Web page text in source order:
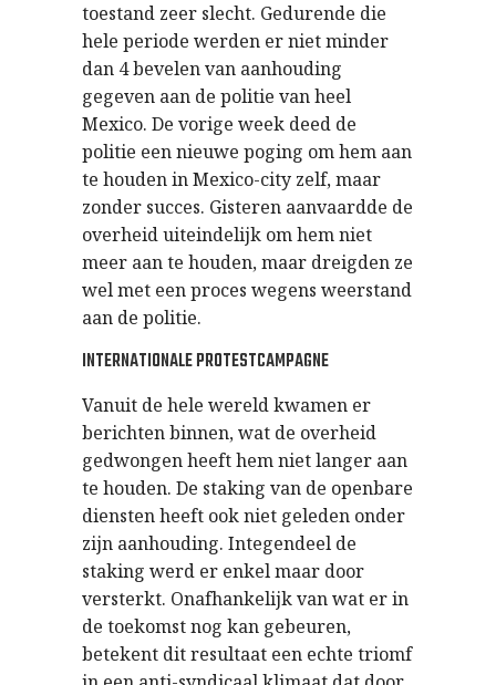
toestand zeer slecht. Gedurende die
hele periode werden er niet minder
dan 4 bevelen van aanhouding
gegeven aan de politie van heel
Mexico. De vorige week deed de
politie een nieuwe poging om hem aan
te houden in Mexico-city zelf, maar
zonder succes. Gisteren aanvaardde de
overheid uiteindelijk om hem niet
meer aan te houden, maar dreigden ze
wel met een proces wegens weerstand
aan de politie.
INTERNATIONALE PROTESTCAMPAGNE
Vanuit de hele wereld kwamen er
berichten binnen, wat de overheid
gedwongen heeft hem niet langer aan
te houden. De staking van de openbare
diensten heeft ook niet geleden onder
zijn aanhouding. Integendeel de
staking werd er enkel maar door
versterkt. Onafhankelijk van wat er in
de toekomst nog kan gebeuren,
betekent dit resultaat een echte triomf